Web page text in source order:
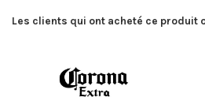
Les clients qui ont acheté ce produit